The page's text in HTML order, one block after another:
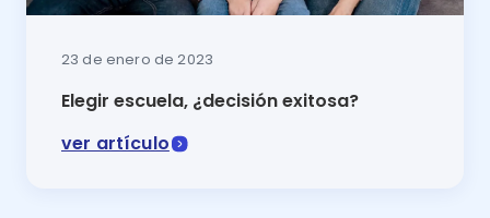
23 de enero de 2023
Elegir escuela, ¿decisión exitosa?
ver artículo